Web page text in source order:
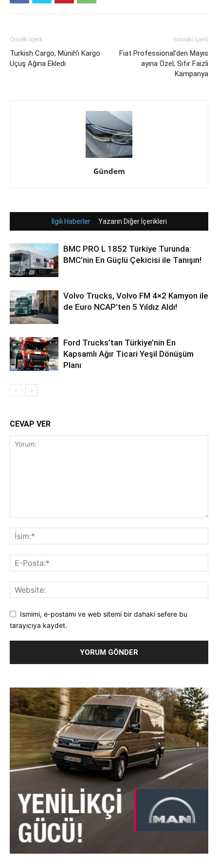
Önceki İçerik
Turkish Cargo, Münih’i Kargo
Uçuş Ağına Ekledi
Sonraki İçerik
Fiat Professional’den Mayıs
ayına Özel, Sıfır Faizli
Kampanya
Gündem
İlgili Haberler Yazarın Diğer İçerikleri
BMC PRO L 1852 Türkiye Turunda:
BMC’nin En Güçlü Çekicisi ile Tanışın!
Volvo Trucks, Volvo FM 4×2 Kamyon ile
de Euro NCAP’ten 5 Yıldız Aldı!
Ford Trucks’tan Türkiye’nin En
Kapsamlı Ağır Ticari Yeşil Dönüşüm
Planı
CEVAP VER
Ismimi, e-postamı ve web sitemi bir dahaki sefere bu
tarayıcıya kaydet.